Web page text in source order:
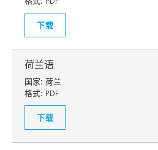
下载
荷兰语
国家: 荷兰
格式: PDF
下载